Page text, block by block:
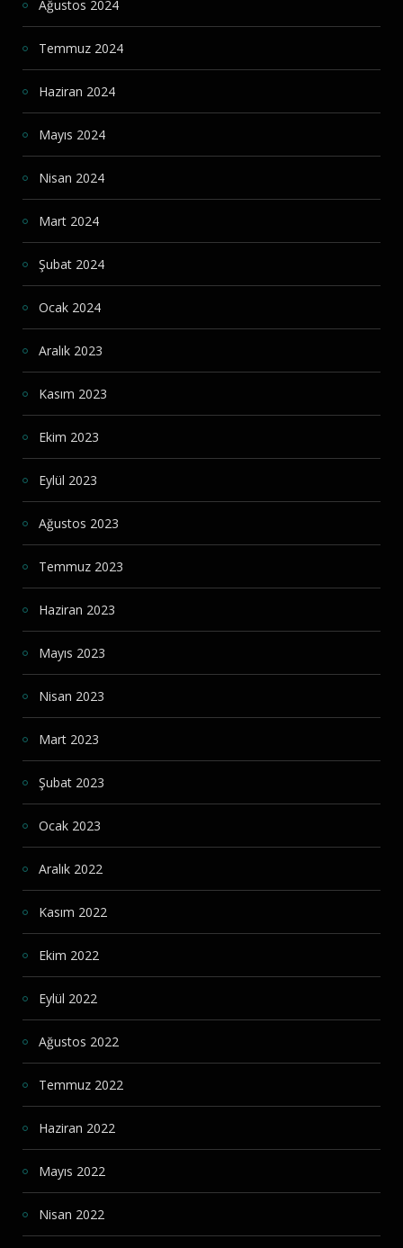
Ağustos 2024
Temmuz 2024
Haziran 2024
Mayıs 2024
Nisan 2024
Mart 2024
Şubat 2024
Ocak 2024
Aralık 2023
Kasım 2023
Ekim 2023
Eylül 2023
Ağustos 2023
Temmuz 2023
Haziran 2023
Mayıs 2023
Nisan 2023
Mart 2023
Şubat 2023
Ocak 2023
Aralık 2022
Kasım 2022
Ekim 2022
Eylül 2022
Ağustos 2022
Temmuz 2022
Haziran 2022
Mayıs 2022
Nisan 2022